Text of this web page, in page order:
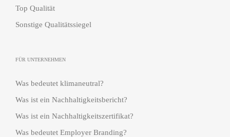
Top Qualität
Sonstige Qualitätssiegel
FÜR UNTERNEHMEN
Was bedeutet klimaneutral?
Was ist ein Nachhaltigkeitsbericht?
Was ist ein Nachhaltigkeitszertifikat?
Was bedeutet Employer Branding?